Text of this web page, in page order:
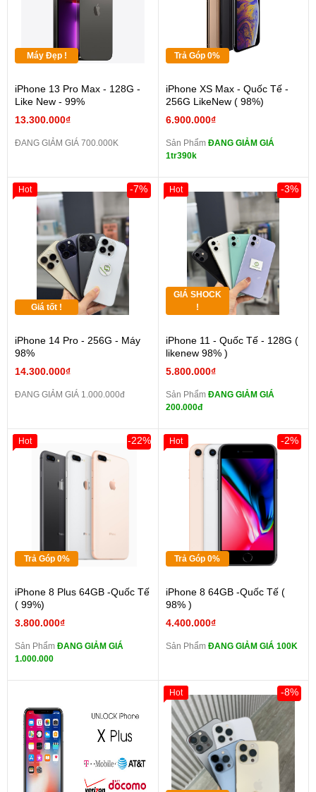
Máy Đẹp !
iPhone 13 Pro Max - 128G -
Like New - 99%
13.300.000₫
ĐANG GIẢM GIÁ 700.000K
Trả Góp 0%
iPhone XS Max - Quốc Tế -
256G LikeNew ( 98%)
6.900.000₫
Sản Phẩm ĐANG GIẢM GIÁ
1tr390k
Giá tốt !
iPhone 14 Pro - 256G - Máy
98%
14.300.000₫
-7%
ĐANG GIẢM GIÁ 1.000.000đ
Hot
GIÁ SHOCK
!
iPhone 11 - Quốc Tế - 128G (
likenew 98% )
5.800.000₫
-3%
Sản Phẩm ĐANG GIẢM GIÁ
200.000đ
Hot
Trả Góp 0%
iPhone 8 Plus 64GB -Quốc Tế
( 99%)
3.800.000₫
-22%
Sản Phẩm ĐANG GIẢM GIÁ
1.000.000
Hot
Trả Góp 0%
iPhone 8 64GB -Quốc Tế (
98% )
4.400.000₫
-2%
Sản Phẩm ĐANG GIẢM GIÁ 100K
Hot
-8%
Hot